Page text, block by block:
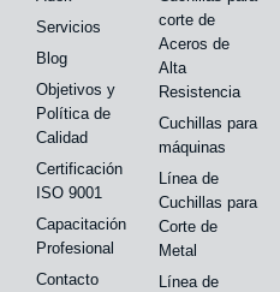
Servicios
Blog
Objetivos y
Política de
Calidad
Certificación
ISO 9001
Capacitación
Profesional
Contacto
corte de
Aceros de
Alta
Resistencia
Cuchillas para
máquinas
Línea de
Cuchillas para
Corte de
Metal
Línea de